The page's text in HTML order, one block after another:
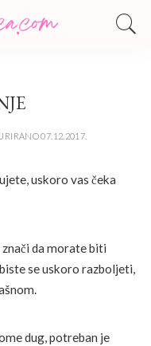
07.12.2017.
uskoro vas čeka
da morate biti
se uskoro razboljeti,
dug, potreban je